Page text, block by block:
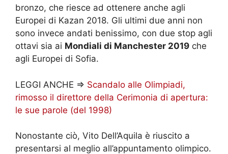
bronzo, che riesce ad ottenere anche agli
Europei di Kazan 2018. Gli ultimi due anni non
sono invece andati benissimo, con due stop agli
ottavi sia ai Mondiali di Manchester 2019 che
agli Europei di Sofia.
LEGGI ANCHE => Scandalo alle Olimpiadi,
rimosso il direttore della Cerimonia di apertura:
le sue parole (del 1998)
Nonostante ciò, Vito Dell’Aquila è riuscito a
presentarsi al meglio all’appuntamento olimpico.